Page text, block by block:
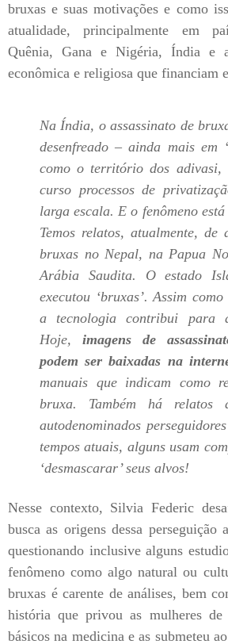
bruxas e suas motivações e como
atualidade, principalmente em
Quênia, Gana e Nigéria, Índia e
econômica e religiosa que financiam
Na Índia, o assassinato de
desenfreado – ainda mais em
como o território dos adivasi,
curso processos de
larga escala. E o fenômeno
Temos relatos, atualmente, de
bruxas no Nepal, na Papua
Arábia Saudita. O estado
executou ‘bruxas’. Assim
a tecnologia contribui para
Hoje, imagens de
podem ser baixadas na
manuais que indicam como
bruxa. Também há relatos
autodenominados
tempos atuais, alguns usam
‘desmascarar’ seus alvos!
Nesse contexto, Silvia Federic
busca as origens dessa perseguição
questionando inclusive alguns
fenômeno como algo natural ou
bruxas é carente de análises, bem
história que privou as mulheres de
básicos na medicina e as submeteu